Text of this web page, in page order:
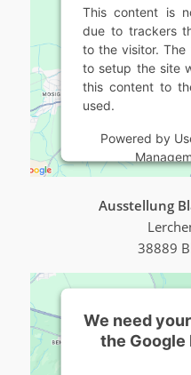
This content is
due to trackers
to the visitor. The
to setup the site
this content to
used.
Powered by
Ausstellung
38889
We need
the Google